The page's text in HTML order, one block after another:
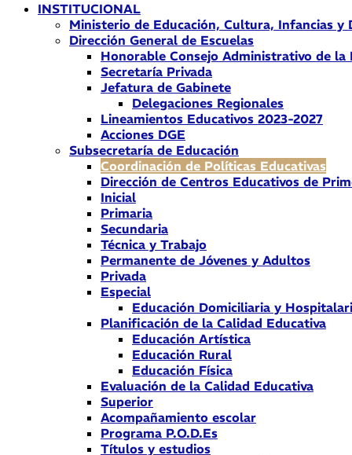
INSTITUCIONAL
Ministerio de Educación, Cultura, Infancias y
Dirección General de Escuelas
Honorable Consejo Administrativo de la
Secretaría Privada
Jefatura de Gabinete
Delegaciones Regionales
Lineamientos Educativos 2023-2027
Acciones DGE
Subsecretaría de Educación
Coordinación de Políticas Educativas
Dirección de Centros Educativos de
Inicial
Primaria
Secundaria
Técnica y Trabajo
Permanente de Jóvenes y Adultos
Privada
Especial
Educación Domiciliaria y
Planificación de la Calidad Educativa
Educación Artística
Educación Rural
Educación Física
Evaluación de la Calidad Educativa
Superior
Acompañamiento escolar
Programa P.O.D.Es
Títulos y estudios